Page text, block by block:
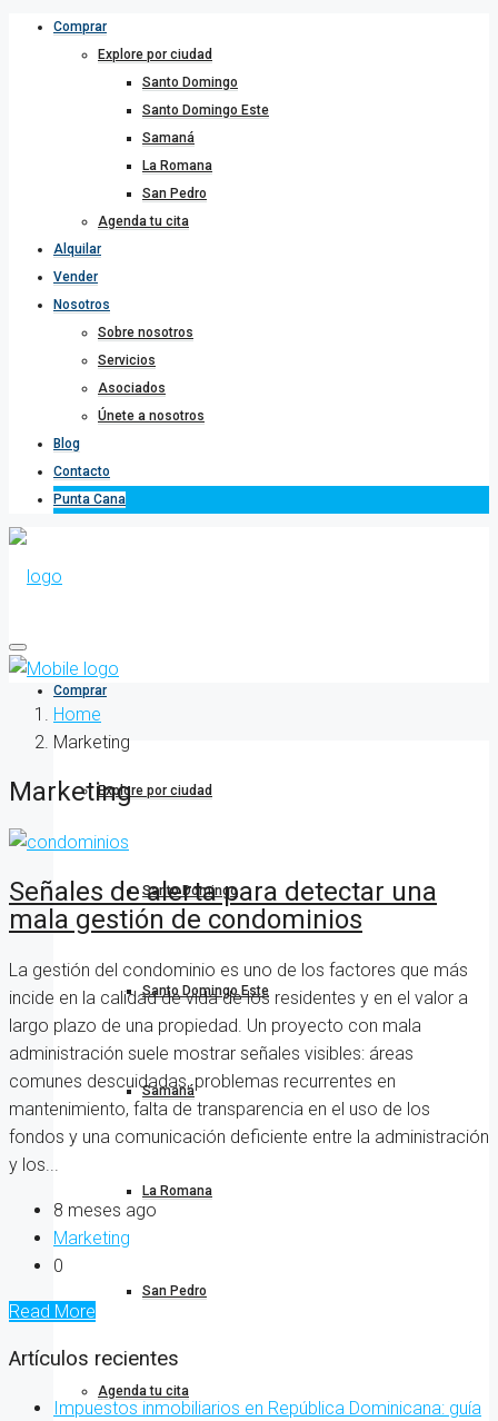
Comprar
Explore por ciudad
Santo Domingo
Santo Domingo Este
Samaná
La Romana
San Pedro
Agenda tu cita
Alquilar
Vender
Nosotros
Sobre nosotros
Servicios
Asociados
Únete a nosotros
Blog
Contacto
Punta Cana
Comprar
Explore por ciudad
Santo Domingo
Santo Domingo Este
Samaná
La Romana
San Pedro
Agenda tu cita
Home
Marketing
Marketing
Señales de alerta para detectar una
mala gestión de condominios
La gestión del condominio es uno de los factores que más
incide en la calidad de vida de los residentes y en el valor a
largo plazo de una propiedad. Un proyecto con mala
administración suele mostrar señales visibles: áreas
comunes descuidadas, problemas recurrentes en
mantenimiento, falta de transparencia en el uso de los
fondos y una comunicación deficiente entre la administración
y los...
8 meses ago
Marketing
0
Read More
Artículos recientes
Impuestos inmobiliarios en República Dominicana: guía